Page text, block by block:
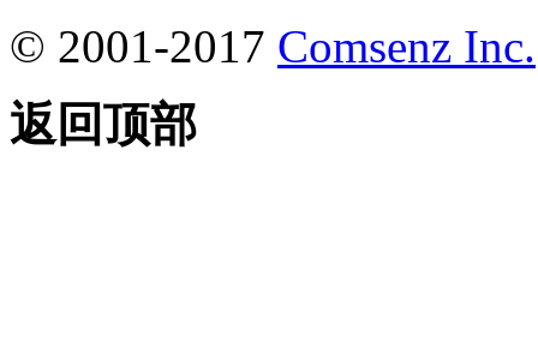
© 2001-2017 Comsenz Inc.
返回顶部